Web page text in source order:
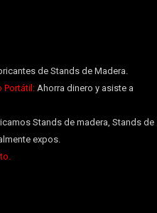
de Stands de Madera.
Portátil:Ahorra dinero y asiste a
Stands de madera, Stands de
expos.